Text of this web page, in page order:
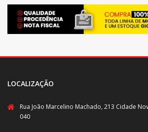
LOCALIZAÇÃO
Rua João Marcelino Machado, 213 Cidade
040